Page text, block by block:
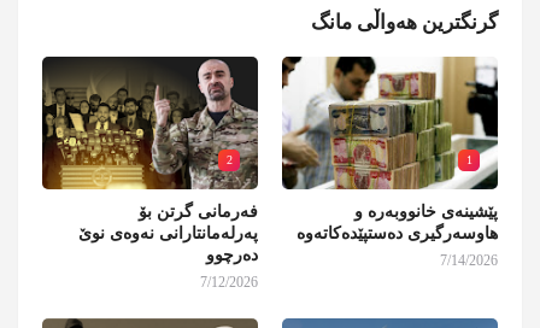
گرنگترین هەواڵی مانگ
1
پێشینەی خانووبەرە و
هاوسەرگیری دەستپێدەکاتەوە
7/14/2026
2
فەرمانی گرتن بۆ
پەرلەمانتارانی نەوەی نوێ
دەرچوو
7/12/2026